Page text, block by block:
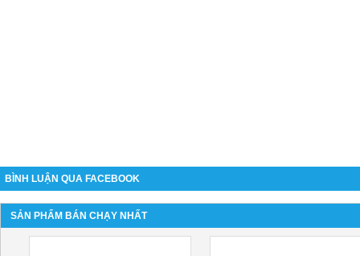
BÌNH LUẬN QUA FACEBOOK
SẢN PHẨM BÁN CHẠY NHẤT